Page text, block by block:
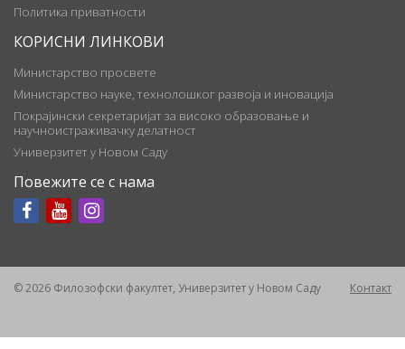
Политика приватности
КОРИСНИ ЛИНКОВИ
Министарство просвете
Министарство науке, технолошког развоја и иновација
Покрајински секретаријат за високо образовање и
научноистраживачку делатност
Универзитет у Новом Саду
Повежите се с нама
© 2026 Филозофски факултет, Универзитет у Новом Саду Контакт